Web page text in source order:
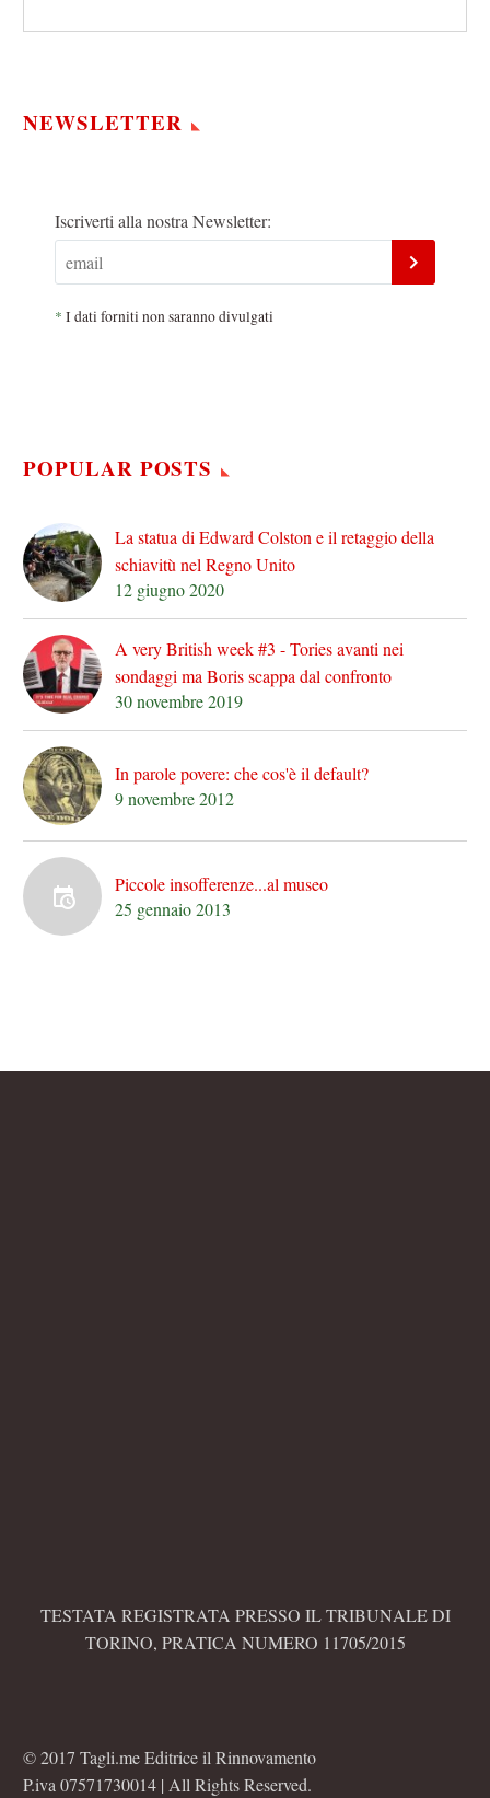
NEWSLETTER
Iscriverti alla nostra Newsletter:
* I dati forniti non saranno divulgati
POPULAR POSTS
La statua di Edward Colston e il retaggio della
schiavitù nel Regno Unito
12 giugno 2020
A very British week #3 - Tories avanti nei
sondaggi ma Boris scappa dal confronto
30 novembre 2019
In parole povere: che cos'è il default?
9 novembre 2012
Piccole insofferenze...al museo
25 gennaio 2013
TESTATA REGISTRATA PRESSO IL TRIBUNALE DI
TORINO, PRATICA NUMERO 11705/2015
© 2017 Tagli.me Editrice il Rinnovamento
P.iva 07571730014 | All Rights Reserved.